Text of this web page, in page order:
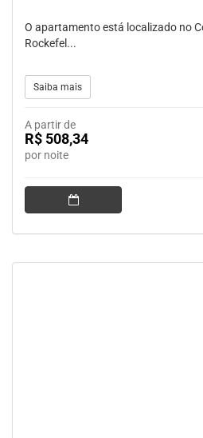
O apartamento está localizado no
Rockefel...
Saiba mais
A partir de
R$ 508,34
por noite